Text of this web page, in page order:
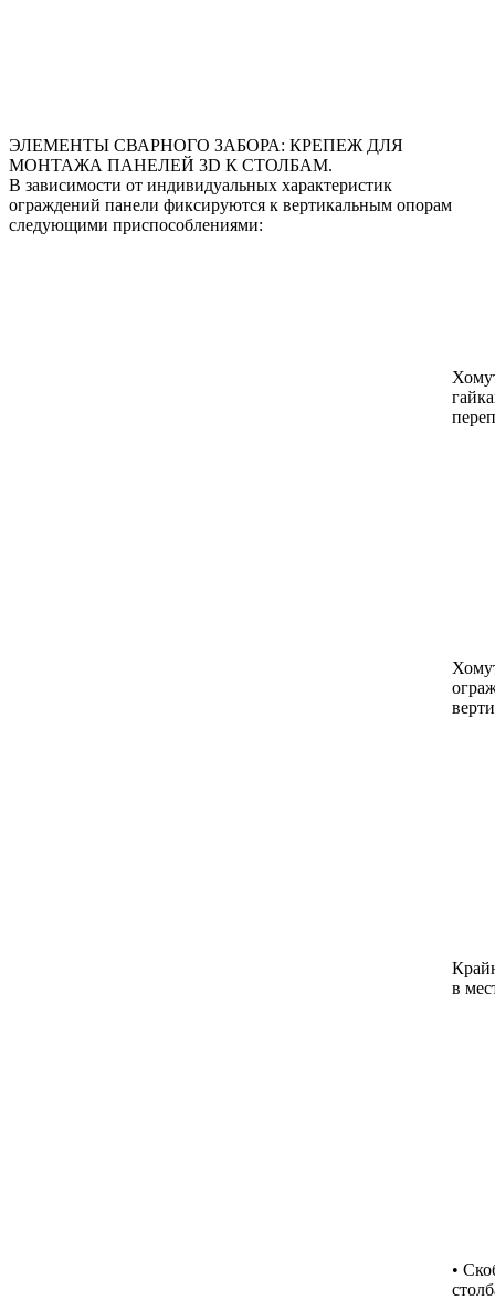
ЭЛЕМЕНТЫ СВАРНОГО ЗАБОРА: КРЕПЕЖ ДЛЯ
МОНТАЖА ПАНЕЛЕЙ 3D К СТОЛБАМ.
В зависимости от индивидуальных характеристик
ограждений панели фиксируются к вертикальным опорам
следующими приспособлениями:
в
•